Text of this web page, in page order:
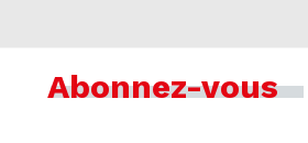
Abonnez-vous